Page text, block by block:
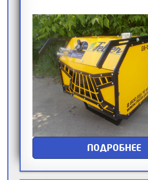
ПОДРОБНЕЕ